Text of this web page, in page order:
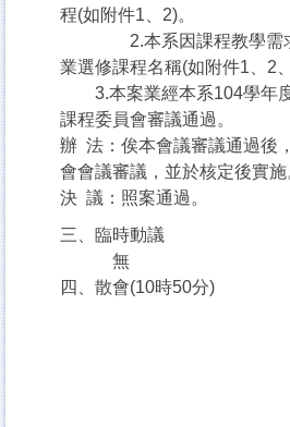
程(如附件1、2)。
2.本系因課程教學需求
業選修課程名稱(如附件1、2、
3.本案業經本系104學年
課程委員會審議通過。
辦 法：俟本會議審議通過後
會會議審議，並於核定後實施
決 議：照案通過。
三、臨時動議
無
四、散會(10時50分)